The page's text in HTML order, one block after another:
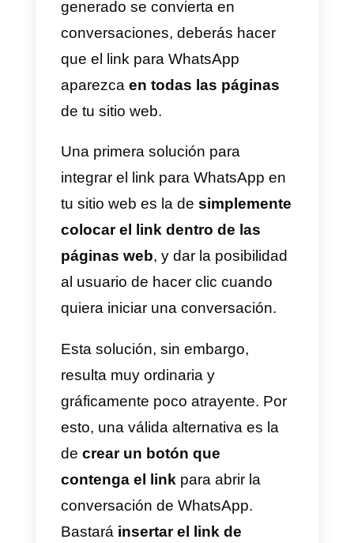
intuitiva. Además, en su versión
permite monitorear las
estadísticas de cada link creado
en la plataforma.
Como alternativa, os sugerimos
WhatsHash, que propone una
solución inmediata para la
generación del link para
posibilidad de programar el
mensaje predeterminado.
Otra opción gratuita es
Generador de Links de
WhatsApp de Tiendanube
usarlo, sólo tienes que ingresar